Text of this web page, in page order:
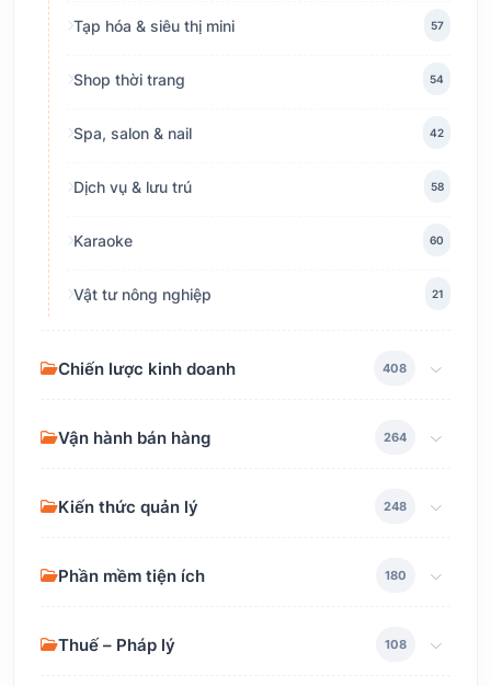
Tạp hóa & siêu thị mini 57
Shop thời trang 54
Spa, salon & nail 42
Dịch vụ & lưu trú 58
Karaoke 60
Vật tư nông nghiệp 21
Chiến lược kinh doanh 408
Vận hành bán hàng 264
Kiến thức quản lý 248
Phần mềm tiện ích 180
Thuế – Pháp lý 108